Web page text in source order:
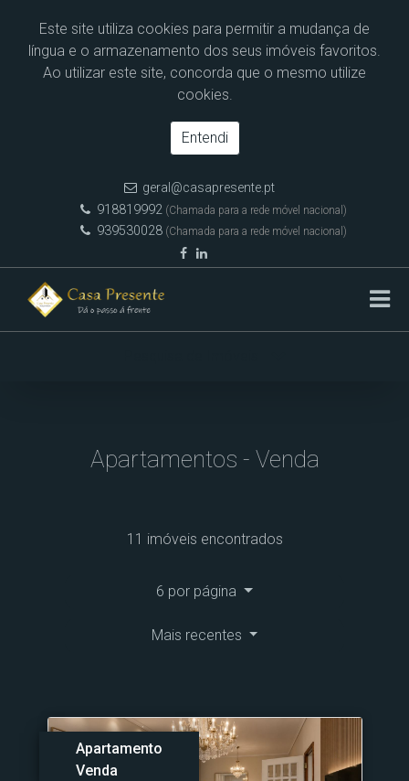
Este site utiliza cookies para permitir a mudança de
língua e o armazenamento dos seus imóveis favoritos.
Ao utilizar este site, concorda que o mesmo utilize
cookies.
Entendi
geral@casapresente.pt
918819992 (Chamada para a rede móvel nacional)
939530028 (Chamada para a rede móvel nacional)
Apartamentos - Venda
11 imóveis encontrados
6 por página
Mais recentes
Apartamento
Venda